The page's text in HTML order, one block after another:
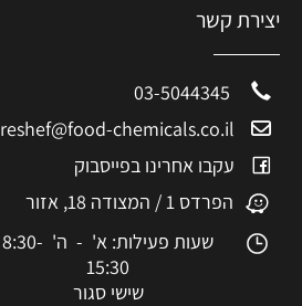
יצירת קשר
reshef@food-chemicals.co.il
עקבו אחרינו בפייסבוק
הפרדס 1 / המצודה 18, אזור
שעות פעילות: א' - ה' 8:30-
15:30
שישי סגור